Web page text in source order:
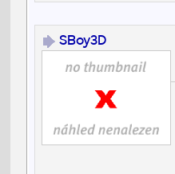
SBoy3D